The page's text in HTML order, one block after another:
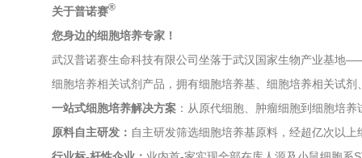
关于普诺赛®
您身边的细胞培养专家！
武汉普诺赛生命科技有限公司坐落于武汉国家生物产业基地
细胞培养相关试剂产品，拥有细胞培养基、细胞培养相关试
一站式细胞培养解决方案 ：从原代细胞、肿瘤细胞到细胞培
原料自主研发： 自主研发筛选细胞培养基原料，经超亿次以